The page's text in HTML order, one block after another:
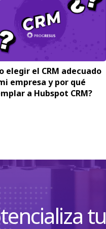
elegir el CRM adecuado
empresa y por qué
a Hubspot CRM?
tu